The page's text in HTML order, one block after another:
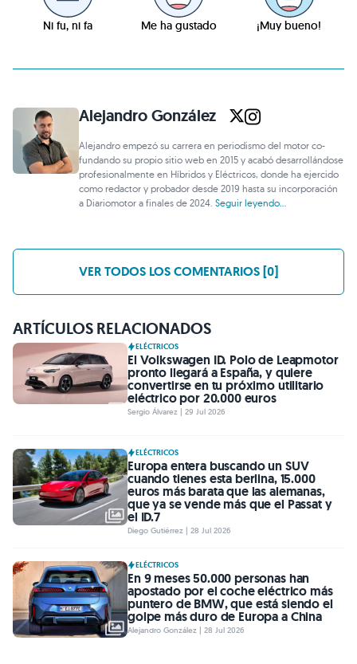
Ni fu, ni fa Me ha gustado ¡Muy bueno!
Alejandro González
Alejandro empezó su carrera en periodismo del motor co-
fundando su propio sitio web en 2015 y acabó desarrollándose
profesionalmente en Híbridos y Eléctricos, donde ha ejercido
como redactor y probador desde 2019 hasta su incorporación
a Diariomotor a finales de 2024.Seguir leyendo...
VER TODOS LOS COMENTARIOS [0]
ARTÍCULOS RELACIONADOS
ELÉCTRICOS
El Volkswagen ID. Polo de Leapmotor
pronto llegará a España, y quiere
convertirse en tu próximo utilitario
eléctrico por 20.000 euros
Sergio Álvarez | 29 Jul 2026
ELÉCTRICOS
Europa entera buscando un SUV
cuando tienes esta berlina, 15.000
euros más barata que las alemanas,
que ya se vende más que el Passat y
el ID.7
Diego Gutiérrez | 28 Jul 2026
ELÉCTRICOS
En 9 meses 50.000 personas han
apostado por el coche eléctrico más
puntero de BMW, que está siendo el
golpe más duro de Europa a China
Alejandro González | 28 Jul 2026